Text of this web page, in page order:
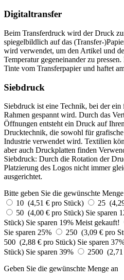
Digitaltransfer
Beim Transferdruck wird der Druck
spiegelbildlich auf das (Transfer-
wird verwendet, um den Artikel und
Temperatur gegeneinander zu
Tinte vom Transferpapier und haftet
Siebdruck
Siebdruck ist eine Technik, bei der ein
Rahmen gespannt wird. Durch das
Öffnungen entsteht ein Druck auf
Drucktechnik, die sowohl für
Industrie verwendet wird. Textilien
aber auch Druckplatten finden
Siebdruck: Durch die Rotation der
Platzierung des Logos nicht immer
ausgerichtet.
Bitte geben Sie die gewünschte
10 (4,51 € pro Stück)
25
50 (4,00 € pro Stück) Sie sparen
Stück) Sie sparen 19% Meist gekauft!
Sie sparen 25%
250 (3,09 € pro
500 (2,88 € pro Stück) Sie sparen
Stück) Sie sparen 39% 2500
Geben Sie die gewünschte Menge an